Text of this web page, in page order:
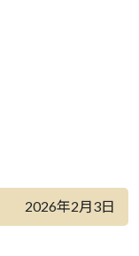
2026年2月3日